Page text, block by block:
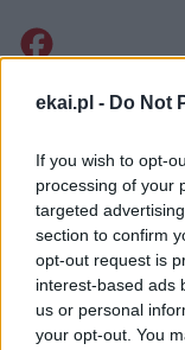
ekai.pl - Do Not
If you wish to opt-
processing of your
targeted
section to confirm
opt-out request is
interest-based ads
us or personal
your opt-out. You
Twitter
Wersja do
Tagi: BARBARA
EDUKACJA
WARSZAWA